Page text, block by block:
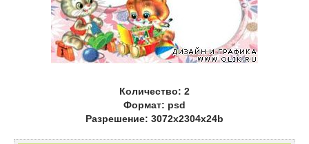
Количество: 2
Формат: psd
Разрешение: 3072х2304х24b